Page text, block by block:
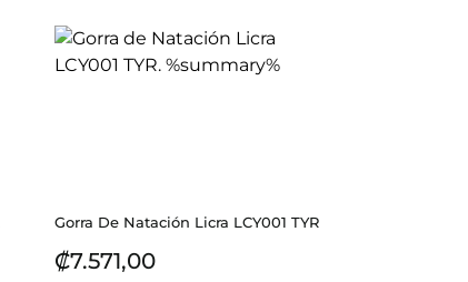
Gorra De Natación Licra LCY001 TYR
Precio
₡7.571,00